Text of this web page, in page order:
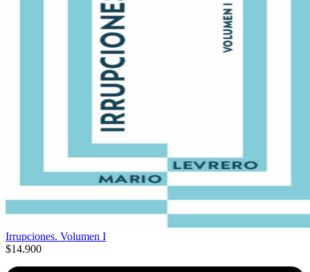
Irrupciones. Volumen I
$14.900